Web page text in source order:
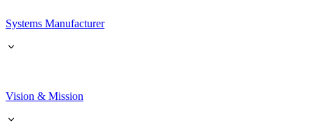
Systems Manufacturer
Vision & Mission